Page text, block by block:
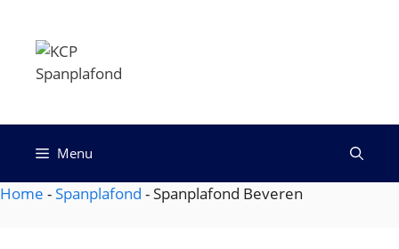
inhoud
Menu
Home -Spanplafond -Spanplafond Beveren